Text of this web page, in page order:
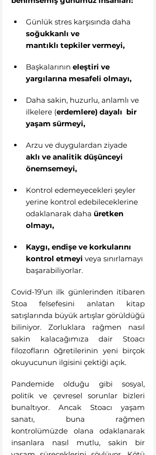
Günlük stres karşısında daha
soğukkanlı ve
mantıklı tepkiler vermeyi,
Başkalarının eleştiri ve
yargılarına mesafeli olmayı,
Daha sakin, huzurlu, anlamlı ve
ilkelere (erdemlere) dayalı  bir
yaşam sürmeyi,
Arzu ve duygulardan ziyade
aklı ve analitik düşünceyi
önemsemeyi,
Kontrol edemeyecekleri şeyler
yerine kontrol edebileceklerine
odaklanarak daha üretken
olmayı,
Kaygı, endişe ve korkularını
kontrol etmeyi veya sınırlamayı
başarabiliyorlar.
Covid-19’un ilk günlerinden itibaren
Stoa felsefesini anlatan kitap
satışlarında büyük artışlar görüldüğü
biliniyor. Zorluklara rağmen nasıl
sakin kalacağımıza dair Stoacı
filozofların öğretilerinin yeni birçok
okuyucunun ilgisini çektiği açık.
Pandemide olduğu gibi sosyal,
politik ve çevresel sorunlar bizleri
bunaltıyor. Ancak Stoacı yaşam
sanatı, buna rağmen
kontrolümüzde olana odaklanarak
insanlara nasıl mutlu, sakin bir